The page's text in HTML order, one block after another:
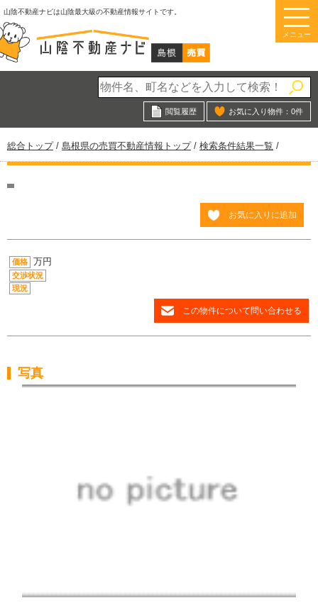
このページの本文へ
山陰不動産ナビは山陰最大級の不動産情報サイトです。
メニュー
閲覧履歴 お気に入り物件： 0件
現
在
位
総合トップ/ 島根県の売買不動産情報トップ/ 検索条件結果一覧 /
お気に入りに追加
価格 万円
交渉状況
現況
この物件について問い合わせる
写真